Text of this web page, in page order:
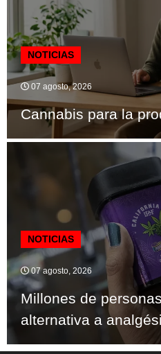
NOTICIAS
07 agosto, 2026
Cannabis para la
NOTICIAS
07 agosto, 2026
Millones de
alternativa a